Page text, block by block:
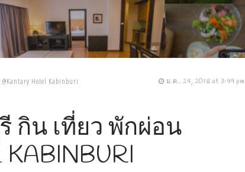
Hotel Kabinburi ม.ค.. 24, 2018 at 3:49 pm
กิน เที่ยว พักผ่อน
KABINBURI